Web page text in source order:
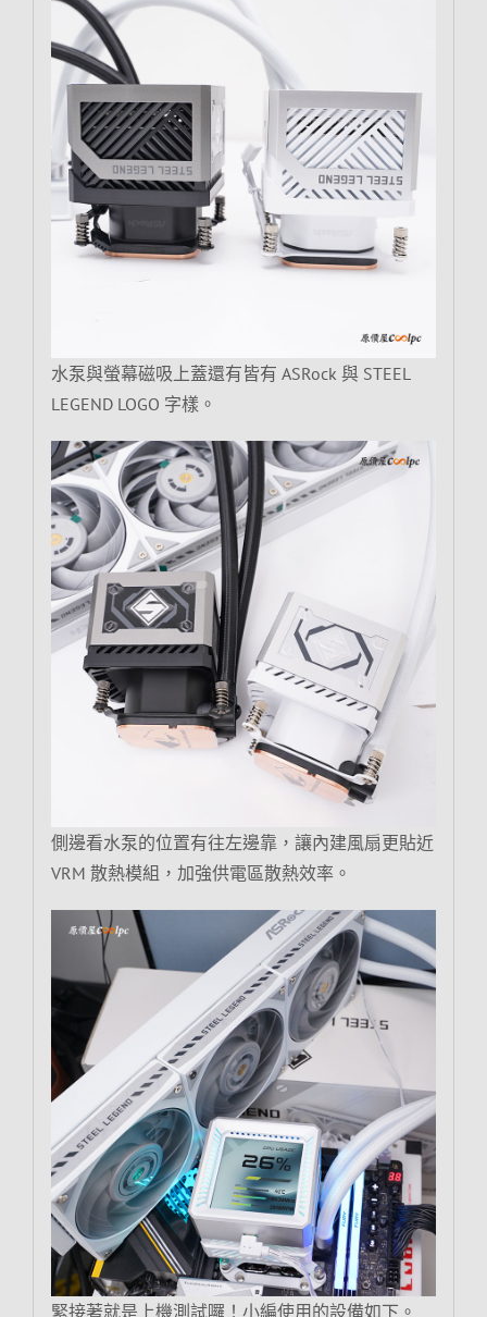
水泵與螢幕磁吸上蓋還有皆有 ASRock 與 STEEL
LEGEND LOGO 字樣。
側邊看水泵的位置有往左邊靠，讓內建風扇更貼近
VRM 散熱模組，加強供電區散熱效率。
緊接著就是上機測試囉！小編使用的設備如下。